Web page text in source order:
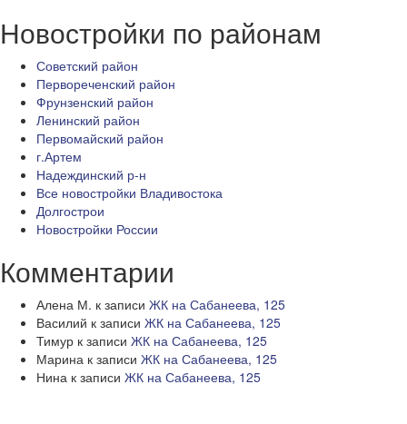
Новостройки по районам
Советский район
Первореченский район
Фрунзенский район
Ленинский район
Первомайский район
г.Артем
Надеждинский р-н
Все новостройки Владивостока
Долгострои
Новостройки России
Комментарии
Алена М. к записи ЖК на Сабанеева, 125
Василий к записи ЖК на Сабанеева, 125
Тимур к записи ЖК на Сабанеева, 125
Марина к записи ЖК на Сабанеева, 125
Нина к записи ЖК на Сабанеева, 125